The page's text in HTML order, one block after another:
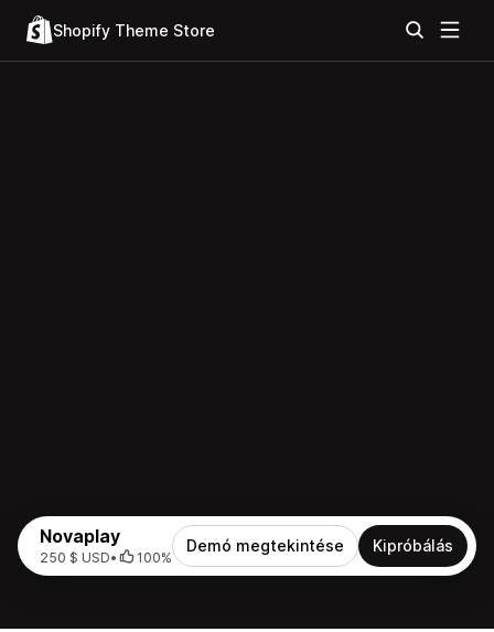
Shopify Theme Store
Novaplay
250 $ USD• 100%
Demó megtekintése Kipróbálás